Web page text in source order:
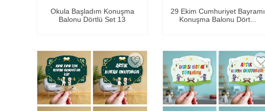
Okula Başladım Konuşma
Balonu Dörtlü Set 13
29 Ekim Cumhuriyet Bayramı
Konuşma Balonu Dört...